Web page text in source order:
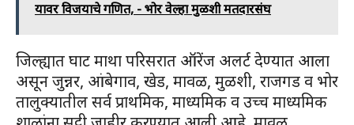
यावर विजयाचे गणित, - भोर वेल्हा मुळशी मतदारसंघ
जिल्ह्यात घाट माथा परिसरात ऑरेंज अलर्ट देण्यात आला
असून जुन्नर, आंबेगाव, खेड, मावळ, मुळशी, राजगड व भोर
तालुक्यातील सर्व प्राथमिक, माध्यमिक व उच्च माध्यमिक